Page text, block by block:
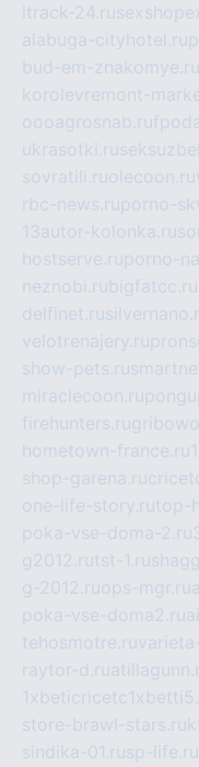
itrack-24.ru
alabuga-cityhotel.ru
bud-em-znakomye.ru
korolevremont-
oooagrosnab.ru
ukrasotki.ru
sovratili.ruolecoon.ru
rbc-news.ruporno-
13autor-kolonka.ru
hostserve.ruporno-
neznobi.rubigfatcc.ru
delfinet.ru
velotrenajery.ru
show-pets.ru
miraclecoon.ru
firehunters.ru
hometown-france.ru
shop-garena.ru
one-life-story.rutop-
poka-vse-doma-2.ru
g2012.rutst-1.ru
g-2012.ruops-mgr.ru
poka-vse-doma2.ru
tehosmotre.ru
raytor-d.ru
store-brawl-stars.ru
sindika-01.rusp-life.ru